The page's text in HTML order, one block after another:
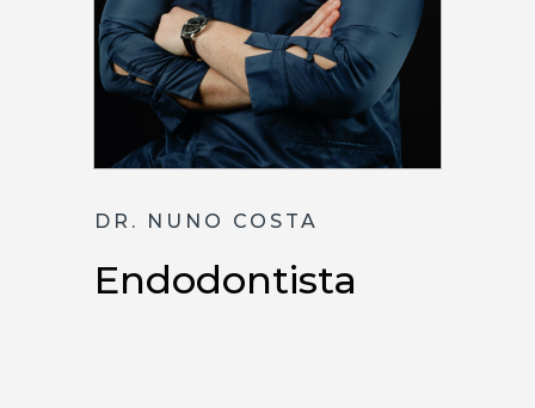
DR. NUNO COSTA
Endodontista